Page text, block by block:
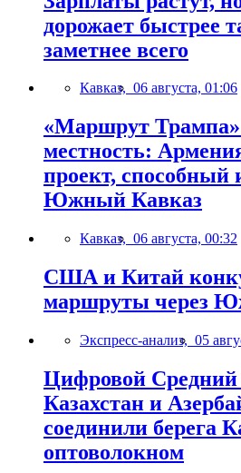
дорожает быстрее
заметнее всего
Кавказ, 06 августа, 01:06
«Маршрут
местность:
проект, способный
Южный Кавказ
Кавказ, 06 августа, 00:32
США и Китай
маршруты через
Экспресс-анализ, 05
Цифровой Средний
Казахстан и
соединили берега
оптоволокном